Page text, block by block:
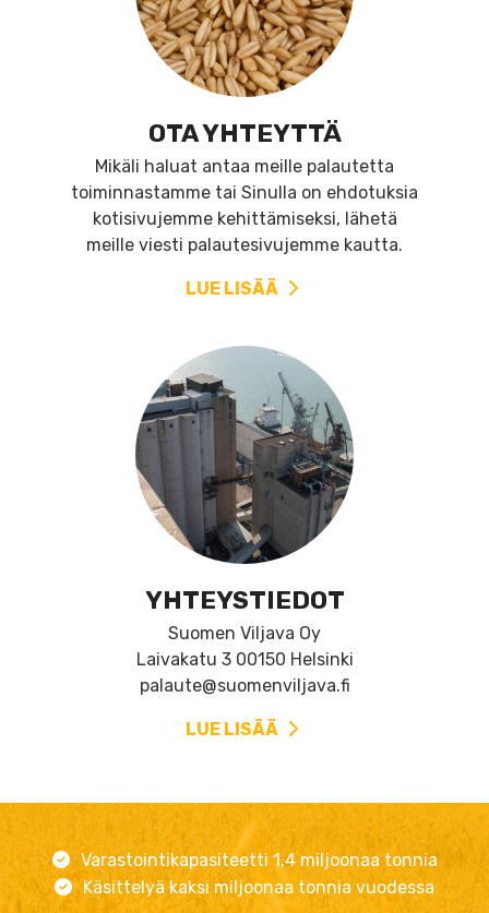
OTA YHTEYTTÄ
Mikäli haluat antaa meille palautetta
toiminnastamme tai Sinulla on ehdotuksia
kotisivujemme kehittämiseksi, lähetä
meille viesti palautesivujemme kautta.
LUE LISÄÄ
YHTEYSTIEDOT
Suomen Viljava Oy
Laivakatu 3 00150 Helsinki
palaute@suomenviljava.fi
LUE LISÄÄ
Varastointikapasiteetti 1,4 miljoonaa tonnia
Käsittelyä kaksi miljoonaa tonnia vuodessa